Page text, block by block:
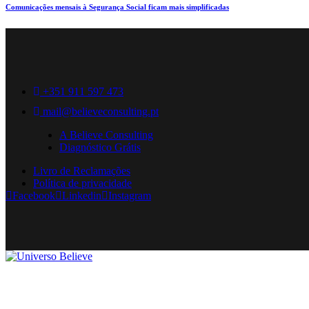
Comunicações mensais à Segurança Social ficam mais simplificadas
+351 911 597 473
mail@believeconsulting.pt
A Believe Consulting
Diagnóstico Grátis
Livro de Reclamações
Política de privacidade
Facebook Linkedin Instagram